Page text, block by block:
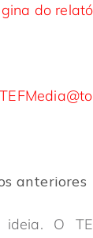
do
anteriores
ideia. O